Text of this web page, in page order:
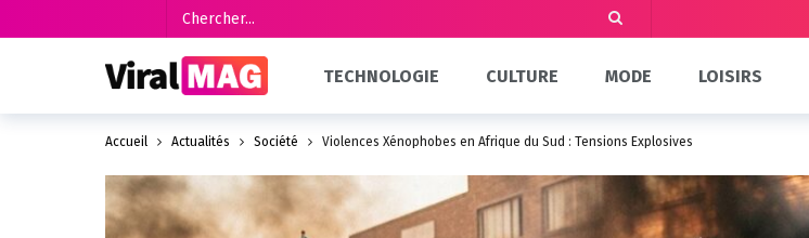
TECHNOLOGIE CULTURE MODE LOISIRS
Accueil Actualités Société Violences Xénophobes en Afrique du Sud : Tensions Explosives